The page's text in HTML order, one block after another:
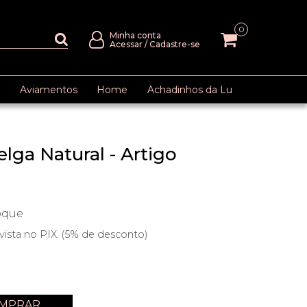
Minha conta
Acessar / Cadastre-se
0
Aviamentos Home Achadinhos da Lu
Natural - Artigo
no PIX. (5% de desconto)